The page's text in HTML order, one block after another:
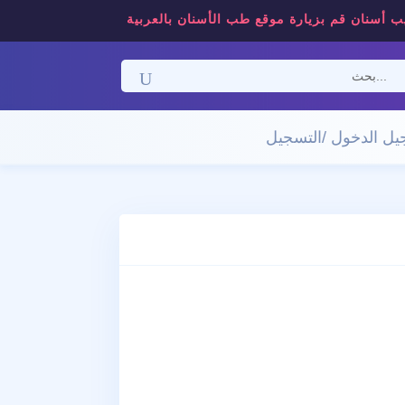
أسنان قم بزيارة موقع طب الأسنان بالعربية
الدخول /التسجيل